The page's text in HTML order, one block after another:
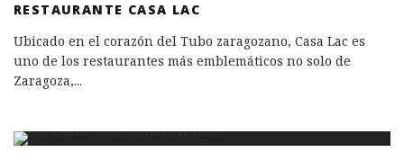
RESTAURANTE CASA LAC
Ubicado en el corazón del Tubo zaragozano, Casa Lac es
uno de los restaurantes más emblemáticos no solo de
Zaragoza,...